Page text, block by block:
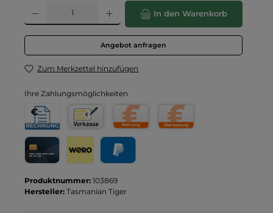
Produkt Anzahl: Gib den gewünschten Wert ein oder benutze die
In den Warenkorb
Angebot anfragen
Zum Merkzettel hinzufügen
Ihre Zahlungsmöglichkeiten
Rechnung
Rechnung für Behörden
Vorkasse
Produktnummer: 103869
Hersteller: Tasmanian Tiger